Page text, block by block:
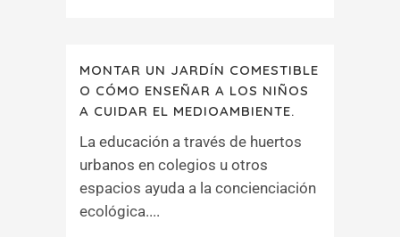
MONTAR UN JARDÍN COMESTIBLE
O CÓMO ENSEÑAR A LOS NIÑOS
A CUIDAR EL MEDIOAMBIENTE.
La educación a través de huertos
urbanos en colegios u otros
espacios ayuda a la concienciación
ecológica....